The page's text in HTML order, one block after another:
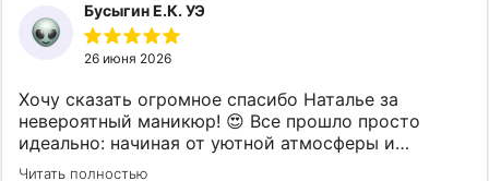
Бусыгин Е.К. УЭ
26 июня 2026
Хочу сказать огромное спасибо Наталье за
невероятный маникюр! 😍 Все прошло просто
идеально: начиная от уютной атмосферы и
заканчивая безупречным результатом. Каждый
Читать полностью